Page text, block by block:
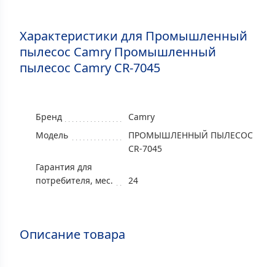
Характеристики для Промышленный
пылесос Camry Промышленный
пылесос Camry CR-7045
Бренд
Camry
Модель
ПРОМЫШЛЕННЫЙ ПЫЛЕСОС
CR-7045
Гарантия для
потребителя, мес.
24
Описание товара